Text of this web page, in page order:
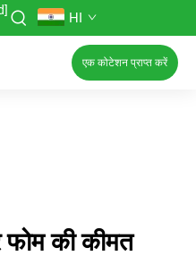
HI
एक कोटेशन प्राप्त करें
फोम की कीमत